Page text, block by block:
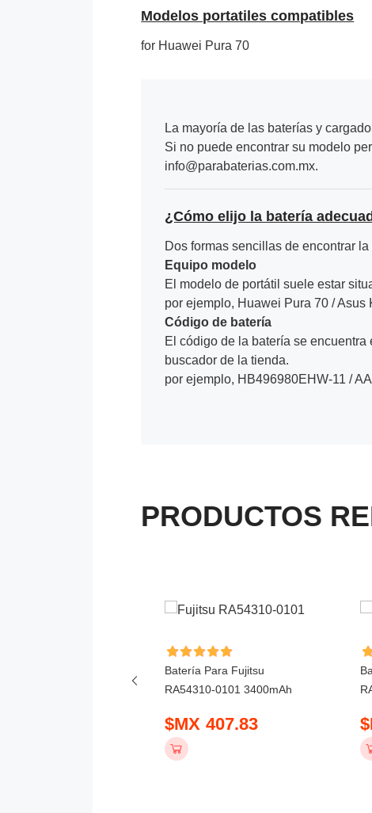
Modelos portatiles compatibles
for Huawei Pura 70
La mayoría de las baterías y
Si no puede encontrar su modelo
info@parabaterias.com.mx.
¿Cómo elijo la batería
Dos formas sencillas de encontrar
Equipo modelo
El modelo de portátil suele estar
por ejemplo, Huawei Pura 70 /
Código de batería
El código de la batería se
buscador de la tienda.
por ejemplo, HB496980EHW-11 /
PRODUCTOS
Batería Para Fujitsu
RA54310-0101 3400mAh
$MX 407.83